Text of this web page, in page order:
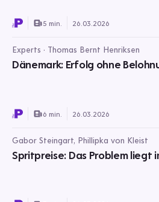
5 min. 26.03.2026
Experts · Thomas Bernt Henriksen
Dänemark: Erfolg ohne
6 min. 26.03.2026
Gabor Steingart, Phillipka von Kleist
Spritpreise: Das Problem liegt